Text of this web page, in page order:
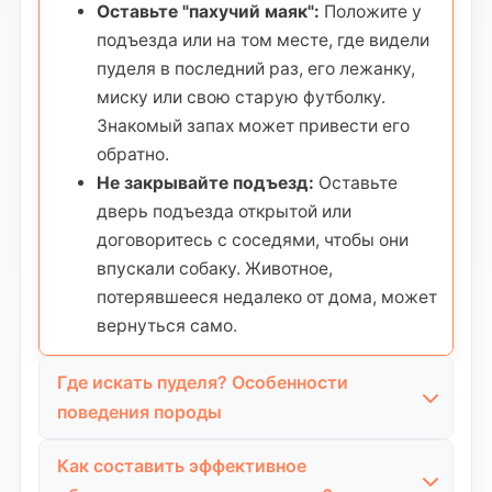
Оставьте "пахучий маяк": Положите у
подъезда или на том месте, где видели
пуделя в последний раз, его лежанку,
миску или свою старую футболку.
Знакомый запах может привести его
обратно.
Не закрывайте подъезд: Оставьте
дверь подъезда открытой или
договоритесь с соседями, чтобы они
впускали собаку. Животное,
потерявшееся недалеко от дома, может
вернуться само.
Где искать пуделя? Особенности
поведения породы
стрессовой ситуации они ведут себя иначе,
Как составить эффективное